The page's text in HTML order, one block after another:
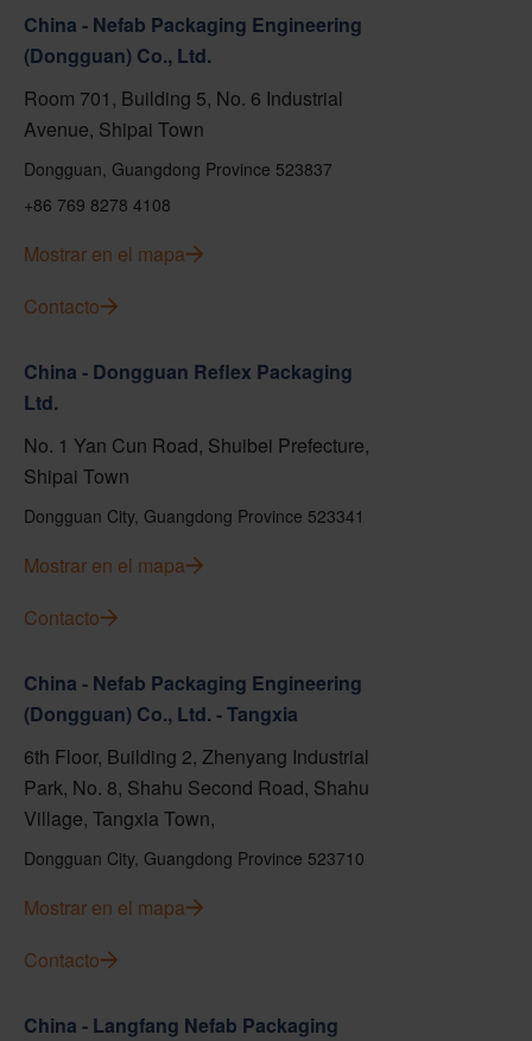
China - Nefab Packaging Engineering
(Dongguan) Co., Ltd.
Room 701, Building 5, No. 6 Industrial
Avenue, Shipai Town
Dongguan, Guangdong Province 523837
+86 769 8278 4108
Mostrar en el mapa
Contacto
China - Dongguan Reflex Packaging
Ltd.
No. 1 Yan Cun Road, Shuibei Prefecture,
Shipai Town
Dongguan City, Guangdong Province 523341
Mostrar en el mapa
Contacto
China - Nefab Packaging Engineering
(Dongguan) Co., Ltd. - Tangxia
6th Floor, Building 2, Zhenyang Industrial
Park, No. 8, Shahu Second Road, Shahu
Village, Tangxia Town,
Dongguan City, Guangdong Province 523710
Mostrar en el mapa
Contacto
China - Langfang Nefab Packaging